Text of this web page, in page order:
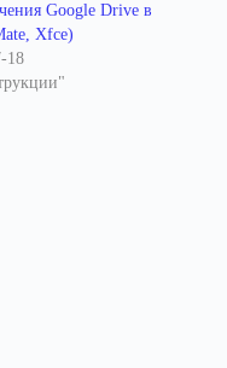
Google Drive в
Xfce)
18